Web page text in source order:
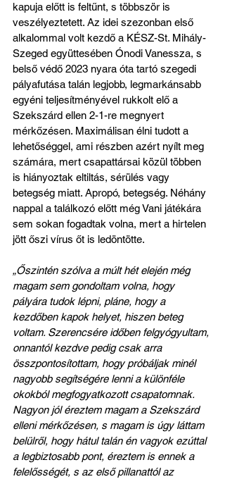
kapuja előtt is feltűnt, s többször is
veszélyeztetett. Az idei szezonban első
alkalommal volt kezdő a KÉSZ-St. Mihály-
Szeged együttesében Ónodi Vanessza, s
belső védő 2023 nyara óta tartó szegedi
pályafutása talán legjobb, legmarkánsabb
egyéni teljesítményével rukkolt elő a
Szekszárd ellen 2-1-re megnyert
mérkőzésen. Maximálisan élni tudott a
lehetőséggel, ami részben azért nyílt meg
számára, mert csapattársai közül többen
is hiányoztak eltiltás, sérülés vagy
betegség miatt. Apropó, betegség. Néhány
nappal a találkozó előtt még Vani játékára
sem sokan fogadtak volna, mert a hirtelen
jött őszi vírus őt is ledöntötte.
„Őszintén szólva a múlt hét elején még
magam sem gondoltam volna, hogy
pályára tudok lépni, pláne, hogy a
kezdőben kapok helyet, hiszen beteg
voltam. Szerencsére időben felgyógyultam,
onnantól kezdve pedig csak arra
összpontosítottam, hogy próbáljak minél
nagyobb segítségére lenni a különféle
okokból megfogyatkozott csapatomnak.
Nagyon jól éreztem magam a Szekszárd
elleni mérkőzésen, s magam is úgy láttam
belülről, hogy hátul talán én vagyok ezúttal
a legbiztosabb pont, éreztem is ennek a
felelősségét, s az első pillanattól az